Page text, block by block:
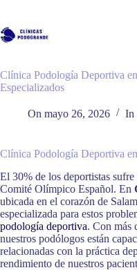
contenido
Clínica Podología Deportiva
Especializados
On mayo 26, 2026 In
Clínica Podología Deportiva
El 30% de los deportistas
Comité Olímpico Español. En
ubicada en el corazón de
especializada para estos
podología deportiva. Con más
nuestros podólogos están
relacionadas con la práctica
rendimiento de nuestros